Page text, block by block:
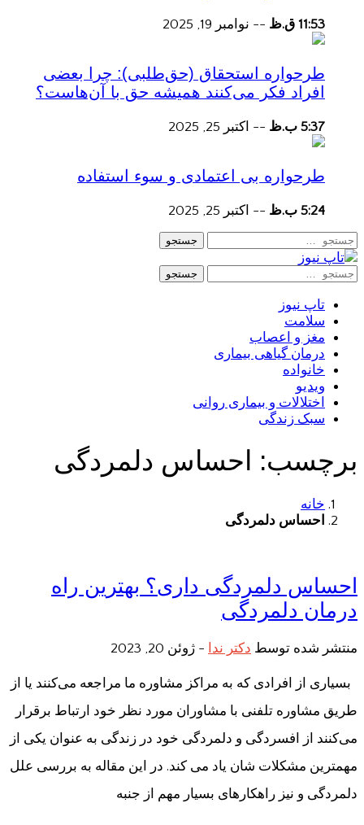
11:53 ق.ظ -- نوامبر 19, 2025
طرحواره استحقاق (حق‌طلبی): چرا بعضی
افراد فکر می‌کنند همیشه حق با آن‌هاست؟
5:37 ب.ظ -- اکتبر 25, 2025
طرحواره بی اعتمادی و سوء استفاده
5:24 ب.ظ -- اکتبر 25, 2025
جستجو
جستجو
تاپ نیوز
سلامت
مغز و اعصاب
درمان گیاهی بیماری
خانواده
ویدیو
اختلالات و بیماری روانی
سبک زندگی
برچسب: احساس دلمردگی
خانه
احساس دلمردگی
احساس دلمردگی داری؟ بهترین راه
درمان دلمردگی
منتشر شده توسط دکتر ندا - ژوئن 20, 2023
بسیاری از افرادی که به مراکز مشاوره ما مراجعه می‌کنند یا از
طریق مشاوره تلفنی با مشاوران مورد نظر خود ارتباط برقرار
می‌کنند از افسردگی و دلمردگی خود در زندگی به عنوان یکی از
مهمترین مشکلات شان یاد می کند. در این مقاله به بررسی علل
دلمردگی و نیز راهکارهای بسیار مهم از جنبه